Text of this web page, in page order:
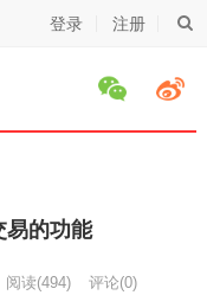
登录 注册
易的功能
阅读(494) 评论(0)